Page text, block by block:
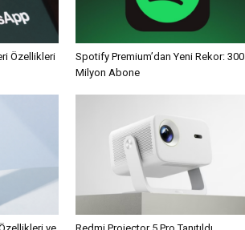
Özellikleri
Spotify Premium’dan Yeni Rekor: 300
Milyon Abone